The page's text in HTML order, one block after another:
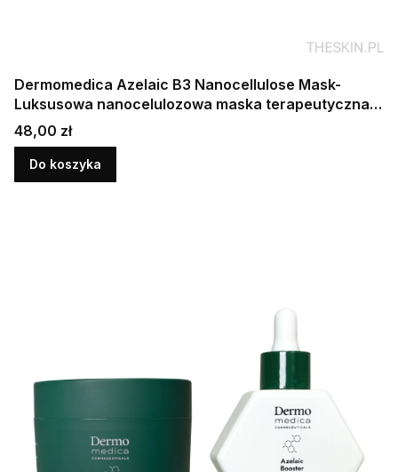
Dermomedica Azelaic B3 Nanocellulose Mask-
Luksusowa nanocelulozowa maska terapeutyczna o
działaniu przeciwzapalnym i rozjaśniającym 1 szt.
Cena
48,00 zł
Do koszyka